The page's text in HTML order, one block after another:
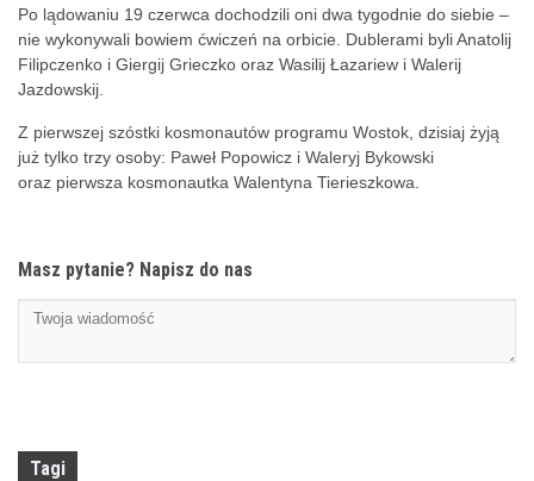
Po lądowaniu 19 czerwca dochodzili oni dwa tygodnie do siebie –
nie wykonywali bowiem ćwiczeń na orbicie. Dublerami byli Anatolij
Filipczenko i Giergij Grieczko oraz Wasilij Łazariew i Walerij
Jazdowskij.
Z pierwszej szóstki kosmonautów programu Wostok, dzisiaj żyją
już tylko trzy osoby: Paweł Popowicz i Waleryj Bykowski
oraz pierwsza kosmonautka Walentyna Tierieszkowa.
Masz pytanie? Napisz do nas
Tagi